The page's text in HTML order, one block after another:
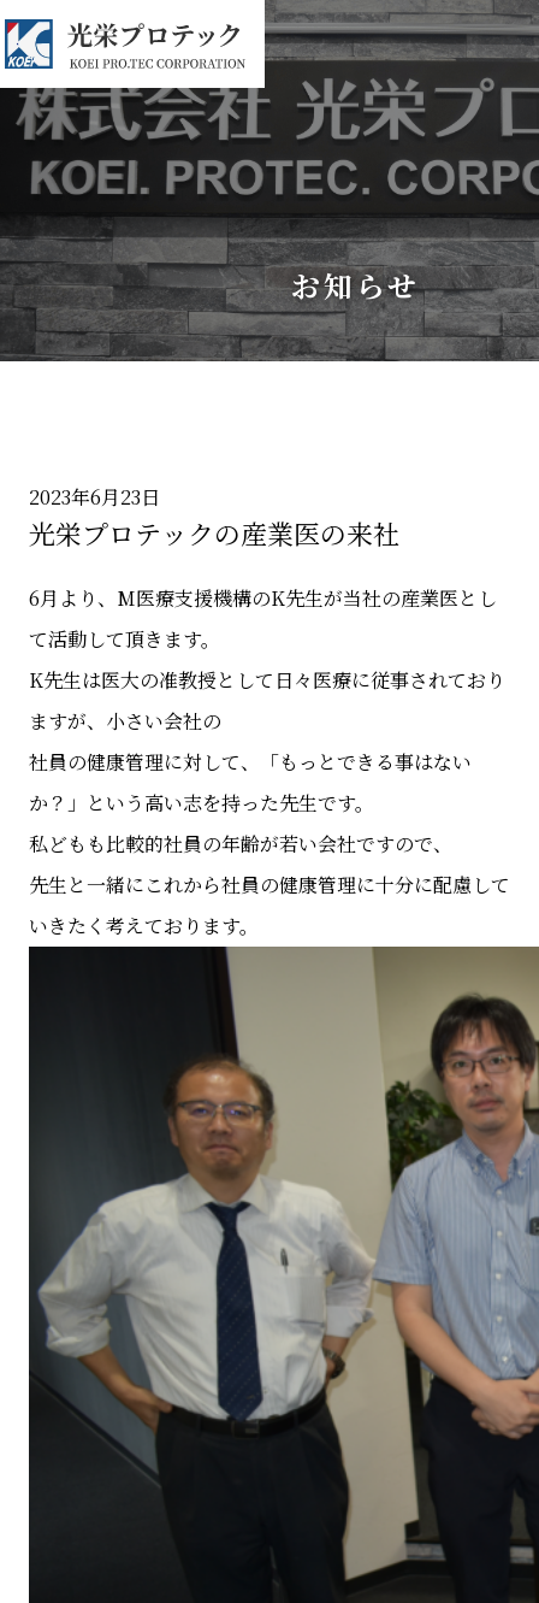
お知らせ
2023年6月23日
光栄プロテックの産業医の来社
6月より、M医療支援機構のK先生が当社の産業医とし
て活動して頂きます。
K先生は医大の准教授として日々医療に従事されており
ますが、小さい会社の
社員の健康管理に対して、「もっとできる事はない
か？」という高い志を持った先生です。
私どもも比較的社員の年齢が若い会社ですので、
先生と一緒にこれから社員の健康管理に十分に配慮して
いきたく考えております。